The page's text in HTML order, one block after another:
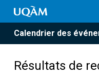
Calendrier des
Résultats de